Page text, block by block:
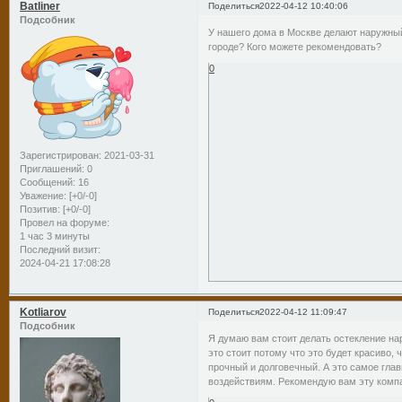
Поделиться2022-04-12 10:40:06
Batliner
Подсобник
Зарегистрирован: 2021-03-31
Приглашений: 0
Сообщений: 16
Уважение: [+0/-0]
Позитив: [+0/-0]
Провел на форуме:
1 час 3 минуты
Последний визит:
2024-04-21 17:08:28
У нашего дома в Москве делают
городе? Кого можете рекомендовать?
0
Поделиться2022-04-12 11:09:47
Kotliarov
Подсобник
Я думаю вам стоит делать остекление
это стоит потому что это будет
прочный и долговечный. А это самое
воздействиям. Рекомендую вам эту